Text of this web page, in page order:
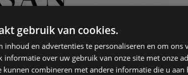
gebruik van cookies.
inhoud en advertenties te personaliseren en om ons
informatie over uw gebruik van onze site met onze
kunnen combineren met andere informatie die u aan